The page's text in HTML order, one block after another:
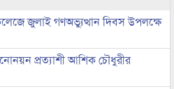
জুলাই গণঅভ্যুত্থান দিবস উপলক্ষে
প্রত্যাশী আশিক চৌধুরীর